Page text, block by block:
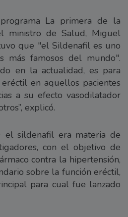
La primera de la
ministro de Salud, Miguel
que "el Sildenafil es uno
más famosos del mundo".
en la actualidad, es para
en aquellos pacientes
a su efecto vasodilatador
explicó.
el sildenafil era materia de
con el objetivo de
contra la hipertensión,
sobre la función eréctil,
para cual fue lanzado